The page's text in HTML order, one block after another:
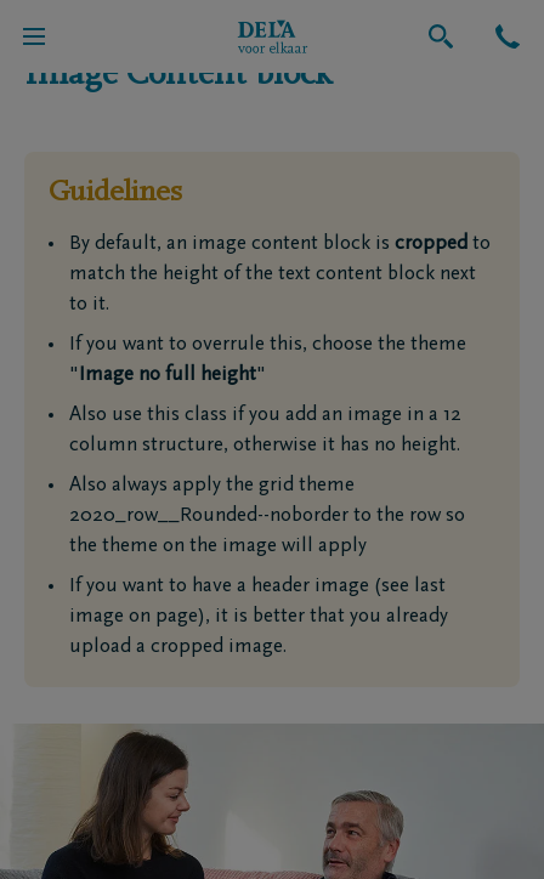
Image Content block
Guidelines
By default, an image content block is cropped to
match the height of the text content block next
to it.
If you want to overrule this, choose the theme
"Image no full height"
Also use this class if you add an image in a 12
column structure, otherwise it has no height.
Also always apply the grid theme
2020_row__Rounded--noborder to the row so
the theme on the image will apply
If you want to have a header image (see last
image on page), it is better that you already
upload a cropped image.